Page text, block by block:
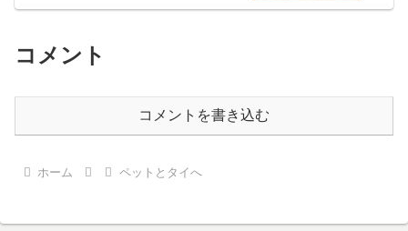
コメント
コメントを書き込む
ホーム ペットとタイへ